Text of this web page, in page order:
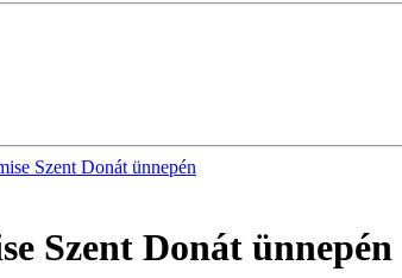
Szent Donát ünnepén
Szent Donát ünnepén